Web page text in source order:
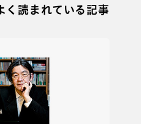
く読まれている記事